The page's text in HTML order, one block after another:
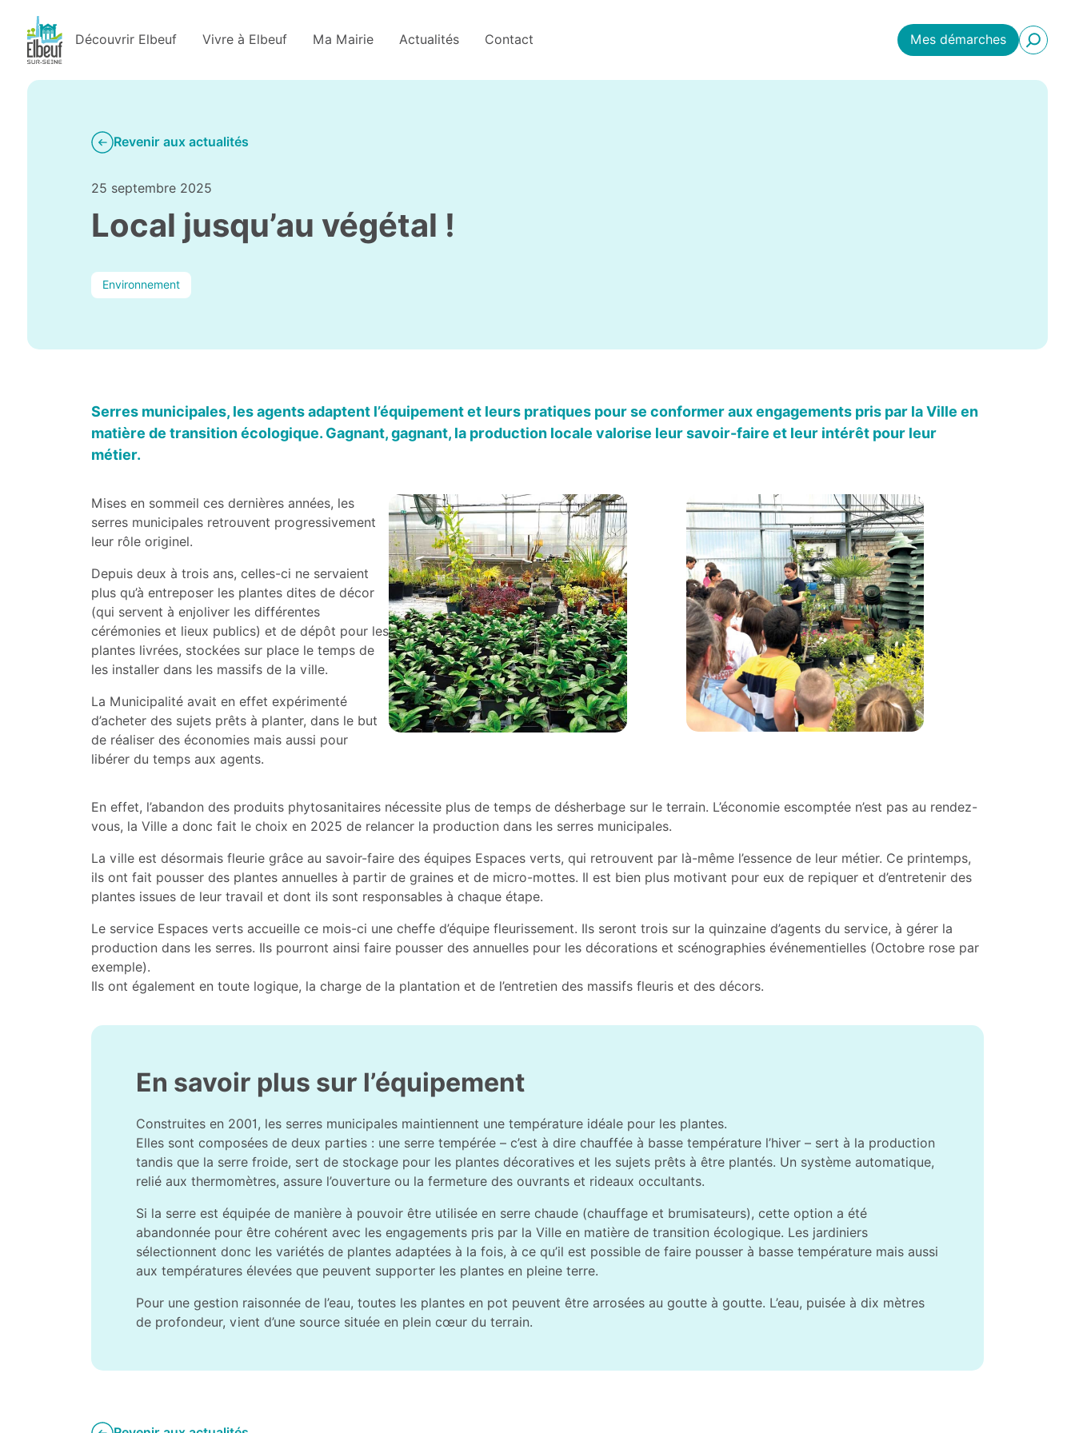
Découvrir Elbeuf Vivre à Elbeuf Ma Mairie Actualités Contact Mes démarches
Revenir aux actualités
25 septembre 2025
Local jusqu’au végétal !
Environnement
Serres municipales, les agents adaptent l’équipement et leurs pratiques pour se conformer aux engagements pris par la Ville en
matière de transition écologique. Gagnant, gagnant, la production locale valorise leur savoir-faire et leur intérêt pour leur
métier.
Mises en sommeil ces dernières années, les
serres municipales retrouvent progressivement
leur rôle originel.
Depuis deux à trois ans, celles-ci ne servaient
plus qu’à entreposer les plantes dites de décor
(qui servent à enjoliver les différentes
cérémonies et lieux publics) et de dépôt pour les
plantes livrées, stockées sur place le temps de
les installer dans les massifs de la ville.
La Municipalité avait en effet expérimenté
d’acheter des sujets prêts à planter, dans le but
de réaliser des économies mais aussi pour
libérer du temps aux agents.
En effet, l’abandon des produits phytosanitaires nécessite plus de temps de désherbage sur le terrain. L’économie escomptée n’est pas au rendez-
vous, la Ville a donc fait le choix en 2025 de relancer la production dans les serres municipales.
La ville est désormais fleurie grâce au savoir-faire des équipes Espaces verts, qui retrouvent par là-même l’essence de leur métier. Ce printemps,
ils ont fait pousser des plantes annuelles à partir de graines et de micro-mottes. Il est bien plus motivant pour eux de repiquer et d’entretenir des
plantes issues de leur travail et dont ils sont responsables à chaque étape.
Le service Espaces verts accueille ce mois-ci une cheffe d’équipe fleurissement. Ils seront trois sur la quinzaine d’agents du service, à gérer la
production dans les serres. Ils pourront ainsi faire pousser des annuelles pour les décorations et scénographies événementielles (Octobre rose par
exemple).
Ils ont également en toute logique, la charge de la plantation et de l’entretien des massifs fleuris et des décors.
En savoir plus sur l’équipement
Construites en 2001, les serres municipales maintiennent une température idéale pour les plantes.
Elles sont composées de deux parties : une serre tempérée – c’est à dire chauffée à basse température l’hiver – sert à la production
tandis que la serre froide, sert de stockage pour les plantes décoratives et les sujets prêts à être plantés. Un système automatique,
relié aux thermomètres, assure l’ouverture ou la fermeture des ouvrants et rideaux occultants.
Si la serre est équipée de manière à pouvoir être utilisée en serre chaude (chauffage et brumisateurs), cette option a été
abandonnée pour être cohérent avec les engagements pris par la Ville en matière de transition écologique. Les jardiniers
sélectionnent donc les variétés de plantes adaptées à la fois, à ce qu’il est possible de faire pousser à basse température mais aussi
aux températures élevées que peuvent supporter les plantes en pleine terre.
Pour une gestion raisonnée de l’eau, toutes les plantes en pot peuvent être arrosées au goutte à goutte. L’eau, puisée à dix mètres
de profondeur, vient d’une source située en plein cœur du terrain.